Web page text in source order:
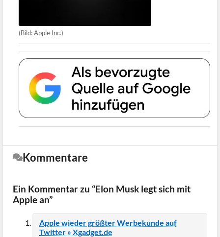
(Bild: Apple Inc.)
Kommentare
Ein Kommentar zu “Elon Musk legt sich mit
Apple an”
Apple wieder größter Werbekunde auf
Twitter » Xgadget.de